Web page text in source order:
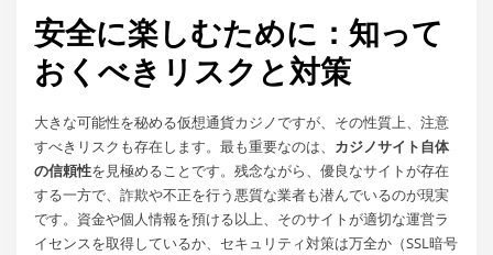
安全に楽しむために：知って
おくべきリスクと対策
大きな可能性を秘める仮想通貨カジノですが、その性質上、注意
すべきリスクも存在します。最も重要なのは、 カジノサイト自体
の信頼性を見極めることです。残念ながら、優良なサイトが存在
する一方で、詐欺や不正を行う悪質な業者も潜んでいるのが現実
です。資金や個人情報を預ける以上、そのサイトが適切な運営ラ
イセンスを取得しているか、セキュリティ対策は万全か（SSL暗号